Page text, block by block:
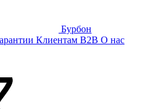
Бурбон
Клиентам B2B О нас